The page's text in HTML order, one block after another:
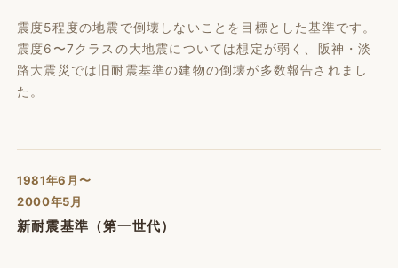
震度5程度の地震で倒壊しないことを目標とした基準です。
震度6〜7クラスの大地震については想定が弱く、阪神・淡
路大震災では旧耐震基準の建物の倒壊が多数報告されまし
た。
1981年6月〜
2000年5月
新耐震基準（第一世代）